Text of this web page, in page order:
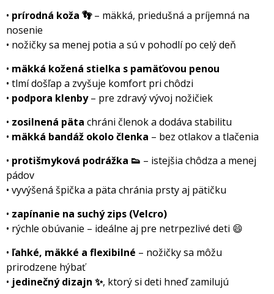
• prírodná koža 👣– mäkká, priedušná a príjemná na
nosenie
• nožičky sa menej potia a sú v pohodlí po celý deň
• mäkká kožená stielka s pamäťovou penou
• tlmí došľap a zvyšuje komfort pri chôdzi
• podpora klenby– pre zdravý vývoj nožičiek
• zosilnená päta chráni členok a dodáva stabilitu
• mäkká bandáž okolo členka – bez otlakov a tlačenia
• protišmyková podrážka 👟 – istejšia chôdza a menej
pádov
• vyvýšená špička a päta chránia prsty aj pätičku
• zapínanie na suchý zips (Velcro)
• rýchle obúvanie – ideálne aj pre netrpezlivé deti 😄
• ľahké, mäkké a flexibilné – nožičky sa môžu
prirodzene hýbať
• jedinečný dizajn ✨, ktorý si deti hneď zamilujú